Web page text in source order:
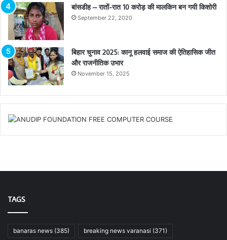
बांसडीह – रातों-रात 10 करोड़ की मालकिन बन गयी किशोरी
September 22, 2020
बिहार चुनाव 2025: कानू हलवाई समाज की ऐतिहासिक जीत
और राजनीतिक उभार
November 15, 2025
TAGS
banaras news (385) breaking news varanasi (371)